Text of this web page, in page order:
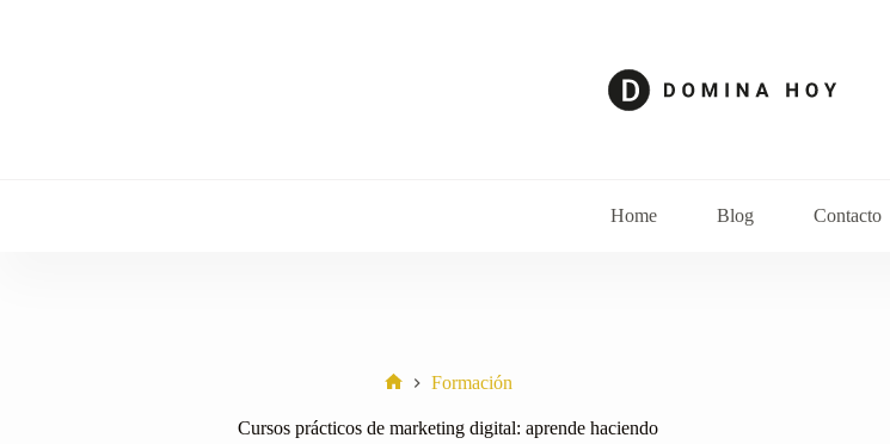
Home Blog Contacto
Formación
Cursos prácticos de marketing digital: aprende haciendo